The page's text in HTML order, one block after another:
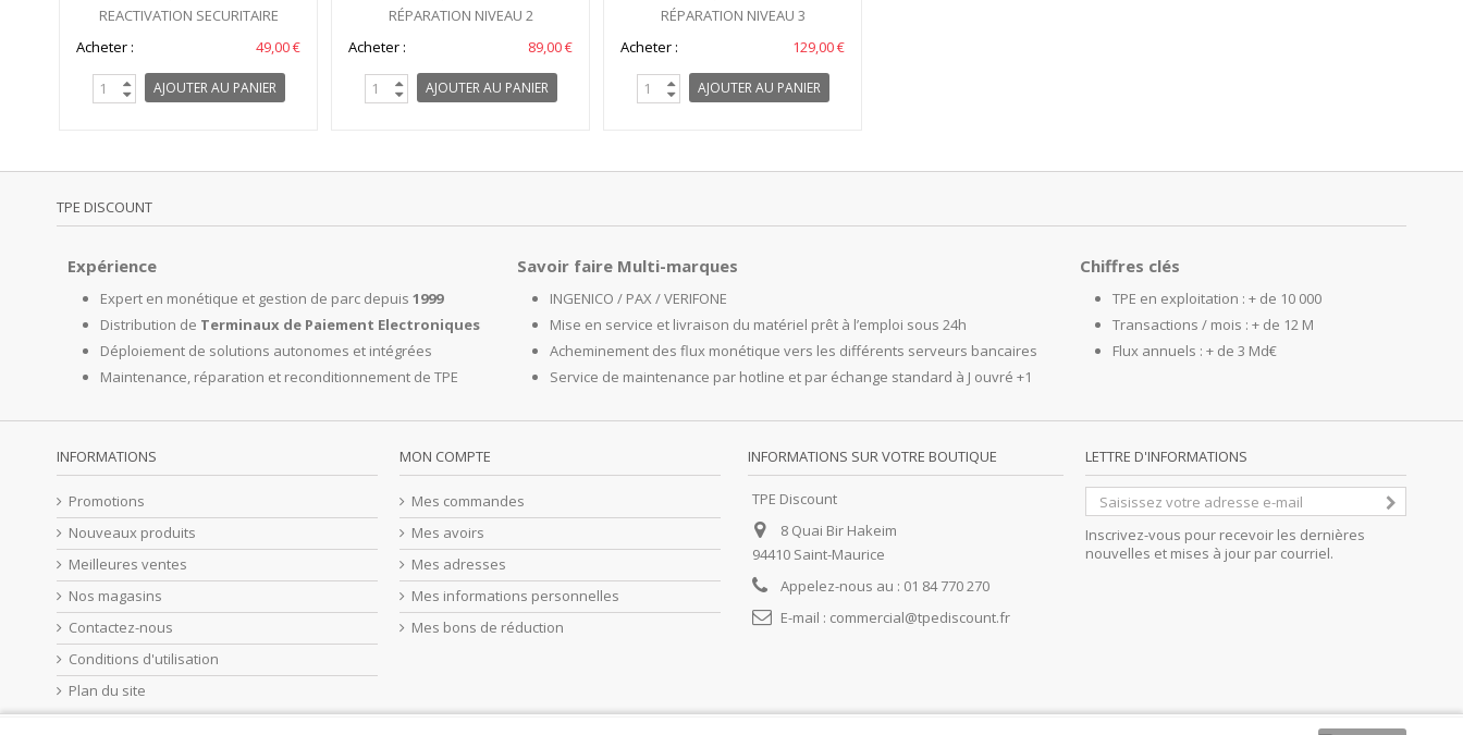
REACTIVATION SECURITAIRE
Acheter :
49,00 €
AJOUTER AU PANIER
RÉPARATION NIVEAU 2
Acheter :
89,00 €
AJOUTER AU PANIER
RÉPARATION NIVEAU 3
Acheter :
129,00 €
AJOUTER AU PANIER
TPE DISCOUNT
Expérience
Expert en monétique et gestion de parc depuis 1999
Distribution de Terminaux de Paiement Electroniques
Déploiement de solutions autonomes et intégrées
Maintenance, réparation et reconditionnement de TPE
Savoir faire Multi-marques
INGENICO / PAX / VERIFONE
Mise en service et livraison du matériel prêt à l’emploi sous 24h
Acheminement des flux monétique vers les différents serveurs bancaires
Service de maintenance par hotline et par échange standard à J ouvré +1
Chiffres clés
TPE en exploitation : + de 10 000
Transactions / mois : + de 12 M
Flux annuels : + de 3 Md€
INFORMATIONS
Promotions
Nouveaux produits
Meilleures ventes
Nos magasins
Contactez-nous
Conditions d'utilisation
Plan du site
MON COMPTE
Mes commandes
Mes avoirs
Mes adresses
Mes informations personnelles
Mes bons de réduction
INFORMATIONS SUR VOTRE BOUTIQUE
TPE Discount
8 Quai Bir Hakeim
94410 Saint-Maurice
Appelez-nous au : 01 84 770 270
E-mail : commercial@tpediscount.fr
LETTRE D'INFORMATIONS
Inscrivez-vous pour recevoir les dernières
nouvelles et mises à jour par courriel.